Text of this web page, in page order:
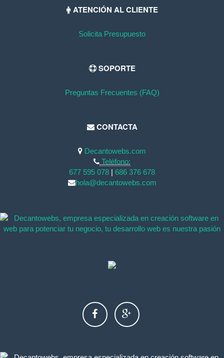
ATENCIÓN AL CLIENTE
Solicita Presupuesto
SOPORTE
Preguntas Frecuentes (FAQ)
CONTACTA
Decantowebs.com
Teléfono:
677 595 078 | 686 376 678
hola@decantowebs.com